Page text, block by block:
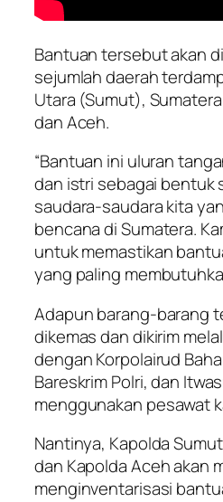
Bantuan tersebut akan
sejumlah daerah
Utara (Sumut),
dan Aceh.
“Bantuan ini uluran
dan istri sebagai bentuk
saudara-saudara kita
bencana di Sumatera.
untuk memastikan
yang paling
Adapun barang-barang
dikemas dan dikirim
dengan Korpolairud
Bareskrim Polri, dan
menggunakan pesawat
Nantinya, Kapolda
dan Kapolda Aceh akan
menginventarisasi